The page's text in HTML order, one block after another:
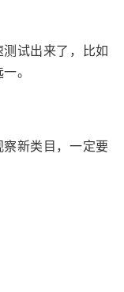
试出来了，比如
。
新类目，一定要